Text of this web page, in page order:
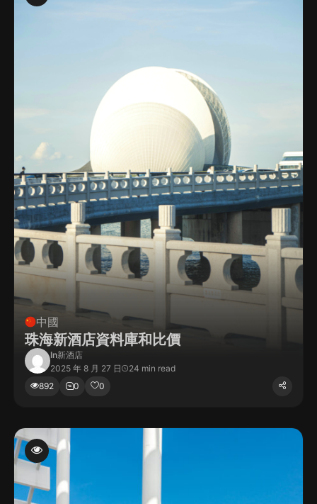
菲律賓
韓國
馬爾代夫
中國
珠海新酒店資料庫和比價
In新酒店
2025 年 8 月 27 日
24 min read
892
0 0